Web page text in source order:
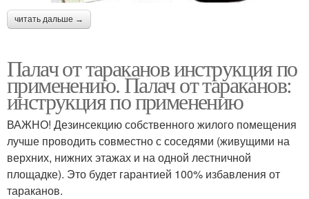
читать дальше →
Палач от тараканов инструкция по
применению. Палач от тараканов:
инструкция по применению
ВАЖНО! Дезинсекцию собственного жилого помещения
лучше проводить совместно с соседями (живущими на
верхних, нижних этажах и на одной лестничной
площадке). Это будет гарантией 100% избавления от
тараканов.